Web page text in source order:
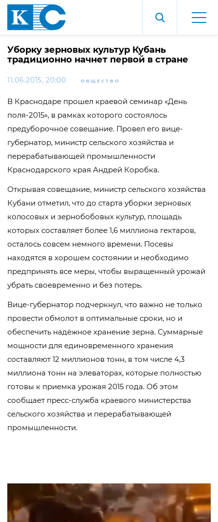
Уборку зерновых культур Кубань
традиционно начнет первой в стране
11.06.2015, 20:00 ОБЩЕСТВО
В Краснодаре прошел краевой семинар «День
поля-2015», в рамках которого состоялось
предуборочное совещание. Провел его вице-
губернатор, министр сельского хозяйства и
перерабатывающей промышленности
Краснодарского края Андрей Коробка.
Открывая совещание, министр сельского хозяйства
Кубани отметил, что до старта уборки зерновых
колосовых и зернобобовых культур, площадь
которых составляет более 1,6 миллиона гектаров,
осталось совсем немного времени. Посевы
находятся в хорошем состоянии и необходимо
предпринять все меры, чтобы выращенный урожай
убрать своевременно и без потерь.
Вице-губернатор подчеркнул, что важно не только
провести обмолот в оптимальные сроки, но и
обеспечить надёжное хранение зерна. Суммарные
мощности для единовременного хранения
составляют 12 миллионов тонн, в том числе 4,3
миллиона тонн на элеваторах, которые полностью
готовы к приемка урожая 2015 года. Об этом
сообщает пресс-служба краевого министерства
сельского хозяйства и перерабатывающей
промышленности.